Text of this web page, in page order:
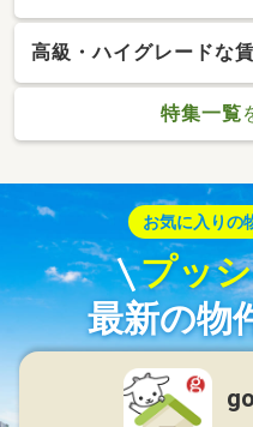
高級・ハイグレードな
特集一覧
お気に入りの
プッ
最新の物